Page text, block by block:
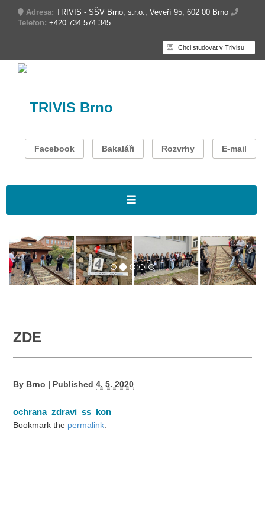
Adresa: TRIVIS - SŠV Brno, s.r.o., Veveří 95, 602 00 Brno
Telefon: +420 734 574 345
Chci studovat v Trivisu
TRIVIS Brno
Facebook Bakaláři Rozvrhy E-mail
ZDE
By Brno | Published 4. 5. 2020
ochrana_zdravi_ss_kon
Bookmark the permalink.